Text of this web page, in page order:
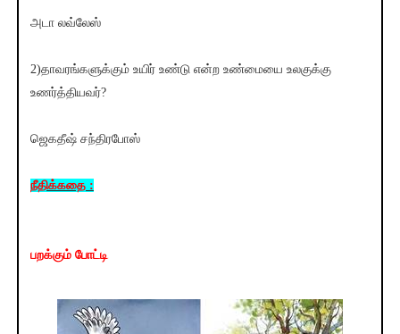
அடா லவ்லேஸ்
2)தாவரங்களுக்கும் உயிர் உண்டு என்ற உண்மையை உலகுக்கு
உணர்த்தியவர்?
ஜெகதீஷ் சந்திரபோஸ்
நீதிக்கதை :
பறக்கும் போட்டி